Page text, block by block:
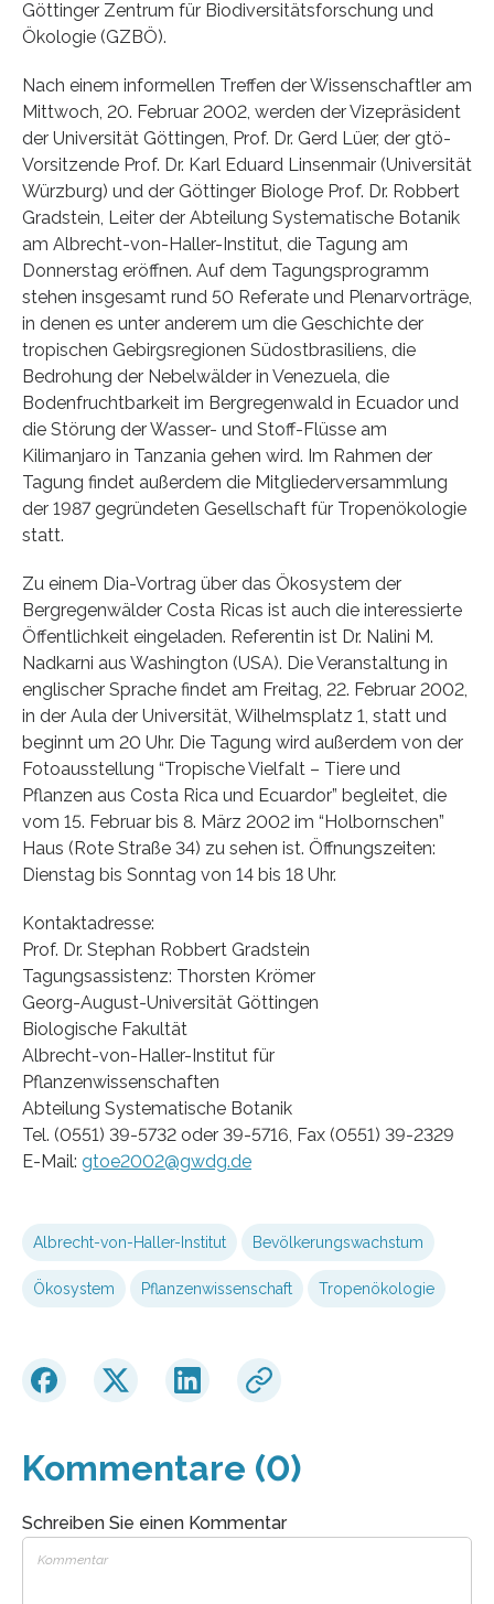
Göttinger Zentrum für Biodiversitätsforschung und
Ökologie (GZBÖ).
Nach einem informellen Treffen der Wissenschaftler am
Mittwoch, 20. Februar 2002, werden der Vizepräsident
der Universität Göttingen, Prof. Dr. Gerd Lüer, der gtö-
Vorsitzende Prof. Dr. Karl Eduard Linsenmair (Universität
Würzburg) und der Göttinger Biologe Prof. Dr. Robbert
Gradstein, Leiter der Abteilung Systematische Botanik
am Albrecht-von-Haller-Institut, die Tagung am
Donnerstag eröffnen. Auf dem Tagungsprogramm
stehen insgesamt rund 50 Referate und Plenarvorträge,
in denen es unter anderem um die Geschichte der
tropischen Gebirgsregionen Südostbrasiliens, die
Bedrohung der Nebelwälder in Venezuela, die
Bodenfruchtbarkeit im Bergregenwald in Ecuador und
die Störung der Wasser- und Stoff-Flüsse am
Kilimanjaro in Tanzania gehen wird. Im Rahmen der
Tagung findet außerdem die Mitgliederversammlung
der 1987 gegründeten Gesellschaft für Tropenökologie
statt.
Zu einem Dia-Vortrag über das Ökosystem der
Bergregenwälder Costa Ricas ist auch die interessierte
Öffentlichkeit eingeladen. Referentin ist Dr. Nalini M.
Nadkarni aus Washington (USA). Die Veranstaltung in
englischer Sprache findet am Freitag, 22. Februar 2002,
in der Aula der Universität, Wilhelmsplatz 1, statt und
beginnt um 20 Uhr. Die Tagung wird außerdem von der
Fotoausstellung “Tropische Vielfalt – Tiere und
Pflanzen aus Costa Rica und Ecuardor” begleitet, die
vom 15. Februar bis 8. März 2002 im “Holbornschen”
Haus (Rote Straße 34) zu sehen ist. Öffnungszeiten:
Dienstag bis Sonntag von 14 bis 18 Uhr.
Kontaktadresse:
Prof. Dr. Stephan Robbert Gradstein
Tagungsassistenz: Thorsten Krömer
Georg-August-Universität Göttingen
Biologische Fakultät
Albrecht-von-Haller-Institut für
Pflanzenwissenschaften
Abteilung Systematische Botanik
Tel. (0551) 39-5732 oder 39-5716, Fax (0551) 39-2329
E-Mail: gtoe2002@gwdg.de
Albrecht-von-Haller-Institut Bevölkerungswachstum
Ökosystem Pflanzenwissenschaft Tropenökologie
Kommentare (0)
Schreiben Sie einen Kommentar